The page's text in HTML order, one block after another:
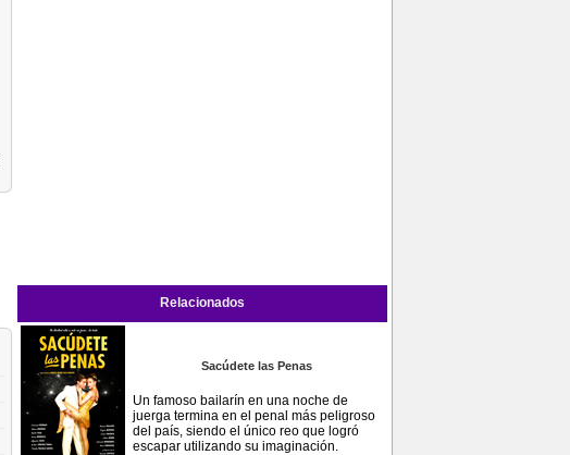
Relacionados
Sacúdete las Penas
Un famoso bailarín en una noche de
juerga termina en el penal más peligroso
del país, siendo el único reo que logró
escapar utilizando su imaginación.